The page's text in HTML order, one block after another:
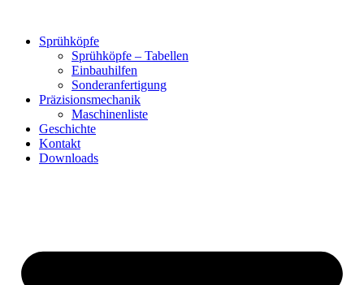
springenSprühköpfe
Sprühköpfe – Tabellen
Einbauhilfen
Sonderanfertigung
Präzisionsmechanik
Maschinenliste
Geschichte
Kontakt
Downloads